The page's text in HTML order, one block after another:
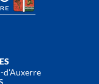
d'Auxerre